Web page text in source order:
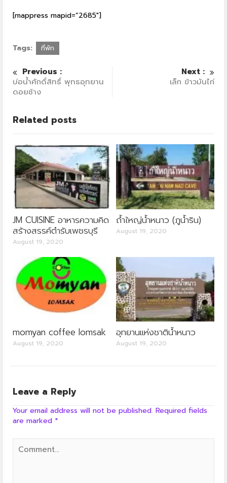
[mappress mapid=”2685″]
Tags: ที่พัก
Previous :
บ่อน้ำศักดิ์สิทธิ์ พุทธอุทยาน
ดอยช้าง
Next :
เล็ก ข้าวมันไก่
Related posts
JM CUISINE อาหารความคิด
สร้างสรรค์ตำรับเพชรบุรี
August 19, 2020
ถ้ำใหญ่น้ำหนาว (ภูน้ำริน)
August 19, 2020
momyan coffee lomsak
August 19, 2020
อุทยานแห่งชาติน้ำหนาว
August 19, 2020
Leave a Reply
Your email address will not be published. Required fields
are marked *